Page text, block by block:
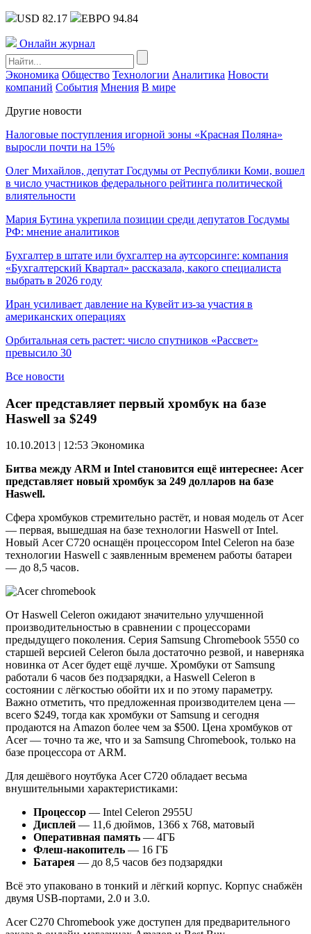
USD 82.17 ЕВРО 94.84
Онлайн журнал
Экономика Общество Технологии Аналитика Новости
компаний События Мнения В мире
Другие новости
Налоговые поступления игорной зоны «Красная Поляна»
выросли почти на 15%
Олег Михайлов, депутат Госдумы от Республики Коми, вошел
в число участников федерального рейтинга политической
влиятельности
Мария Бутина укрепила позиции среди депутатов Госдумы
РФ: мнение аналитиков
Бухгалтер в штате или бухгалтер на аутсорсинге: компания
«Бухгалтерский Квартал» рассказала, какого специалиста
выбрать в 2026 году
Иран усиливает давление на Кувейт из-за участия в
американских операциях
Орбитальная сеть растет: число спутников «Рассвет»
превысило 30
Все новости
Acer представляет первый хромбук на базе
Haswell за $249
10.10.2013 | 12:53 Экономика
Битва между ARM и Intel становится ещё интереснее: Acer
представляет новый хромбук за 249 долларов на базе
Haswell.
Сфера хромбуков стремительно растёт, и новая модель от Acer
— первая, вышедшая на базе технологии Haswell от Intel.
Новый Acer C720 оснащён процессором Intel Celeron на базе
технологии Haswell с заявленным временем работы батареи
— до 8,5 часов.
От Haswell Celeron ожидают значительно улучшенной
производительностью в сравнении с процессорами
предыдущего поколения. Серия Samsung Chromebook 5550 со
старшей версией Celeron была достаточно резвой, и наверняка
новинка от Acer будет ещё лучше. Хромбуки от Samsung
работали 6 часов без подзарядки, а Haswell Celeron в
состоянии с лёгкостью обойти их и по этому параметру.
Важно отметить, что предложенная производителем цена —
всего $249, тогда как хромбуки от Samsung и сегодня
продаются на Amazon более чем за $500. Цена хромбуков от
Acer — точно та же, что и за Samsung Chromebook, только на
базе процессора от ARM.
Для дешёвого ноутбука Acer C720 обладает весьма
внушительными характеристиками:
Процессор — Intel Celeron 2955U
Дисплей — 11,6 дюймов, 1366 х 768, матовый
Оперативная память — 4ГБ
Флеш-накопитель — 16 ГБ
Батарея — до 8,5 часов без подзарядки
Всё это упаковано в тонкий и лёгкий корпус. Корпус снабжён
двумя USB-портами, 2.0 и 3.0.
Acer C270 Chromebook уже доступен для предварительного